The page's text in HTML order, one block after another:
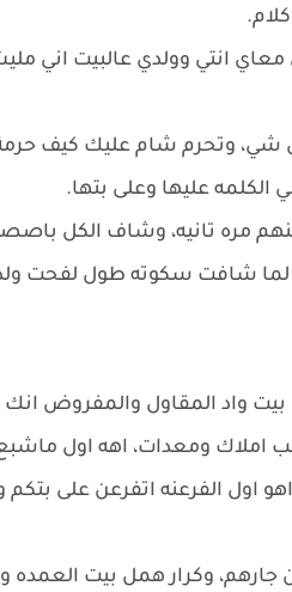
معاي انتي وولدي عالبيت اني
وتحرم شام عليك كيف حرمة
الكلمه عليها وعلى بتها.
مره تانيه، وشاف الكل
لما شافت سكوته طول لفحت
واد المقاول والمفروض انك
ومعدات، اهه اول ماشبع
اول الفرعنه اتفرعن على بتكم
جارهم، وكرار همل بيت